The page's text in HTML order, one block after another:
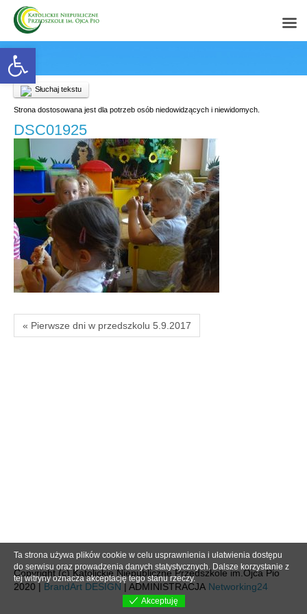
Open toolbar
Słuchaj tekstu
Strona dostosowana jest dla potrzeb osób niedowidzących i niewidomych.
DSC01925
« Pierwsze dni w przedszkolu 5.9.2017
Copyright (c) Katolickie Niepubliczne Przedszkole im.Ojca Pio
2020 | BrandArt DESIGN | ADMINISTRACJA Networking24
Ta strona używa plików cookie w celu usprawnienia i ułatwienia dostępu
do serwisu oraz prowadzenia danych statystycznych. Dalsze korzystanie z
tej witryny oznacza akceptację tego stanu rzeczy.
Akceptuję